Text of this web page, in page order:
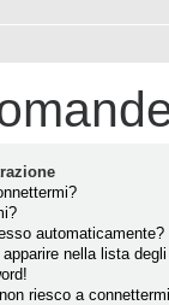
automaticamente?
nella lista
riesco a